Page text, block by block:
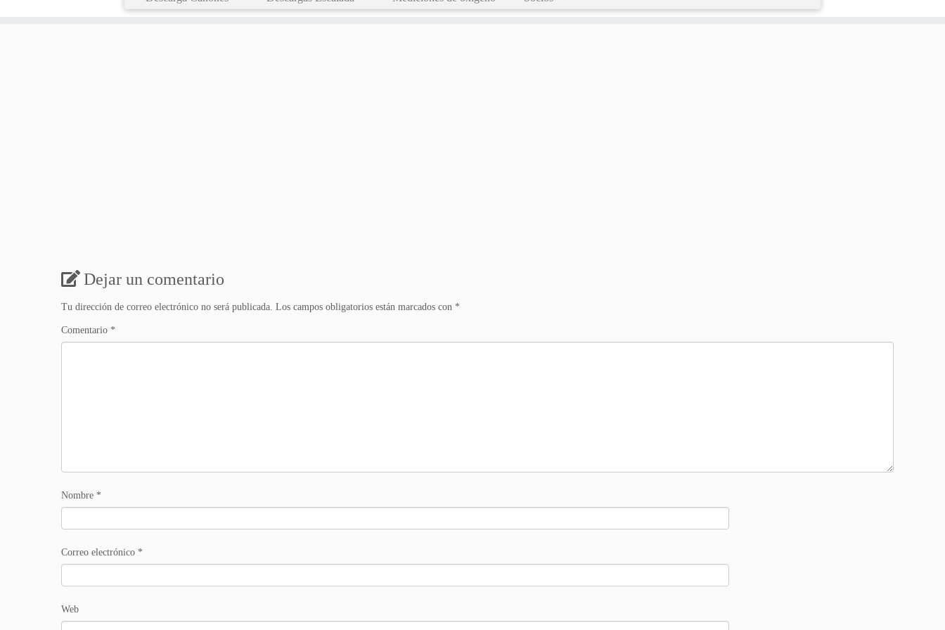
Dejar un comentario
Tu dirección de correo electrónico no será publicada. Los campos obligatorios están marcados con *
Comentario *
Nombre *
Correo electrónico *
Web